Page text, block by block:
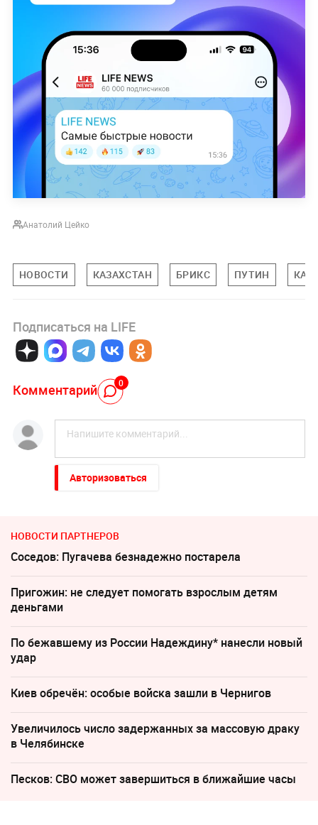
Анатолий Цейко
НОВОСТИ КАЗАХСТАН БРИКС ПУТИН
Подписаться на LIFE
Комментарий 0
Авторизоваться
НОВОСТИ ПАРТНЕРОВ
Соседов: Пугачева безнадежно постарела
Пригожин: не следует помогать взрослым детям
деньгами
По бежавшему из России Надеждину* нанесли новый
удар
Киев обречён: особые войска зашли в Чернигов
Увеличилось число задержанных за массовую драку
в Челябинске
Песков: СВО может завершиться в ближайшие часы